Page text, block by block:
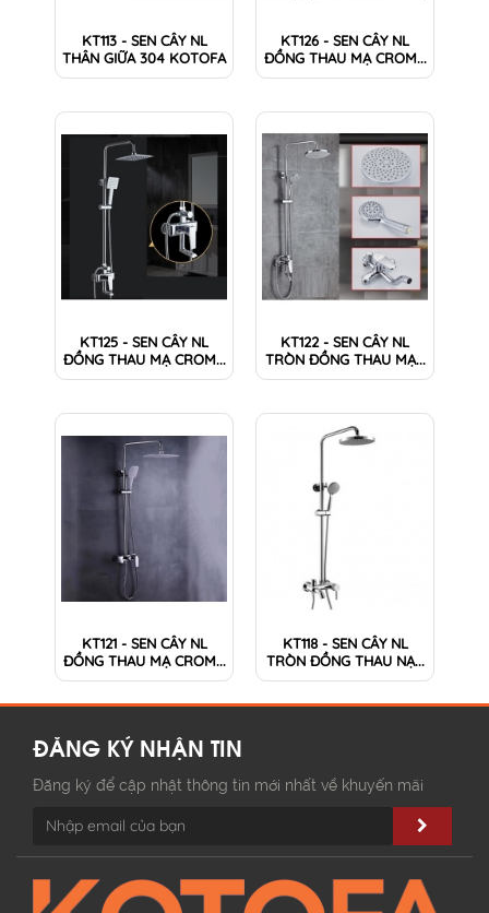
KT113 - SEN CÂY NL
THÂN GIỮA 304 KOTOFA
KT126 - SEN CÂY NL
ĐỒNG THAU MẠ CROM...
KT125 - SEN CÂY NL
ĐỒNG THAU MẠ CROM...
KT122 - SEN CÂY NL
TRÒN ĐỒNG THAU MẠ...
KT121 - SEN CÂY NL
ĐỒNG THAU MẠ CROM...
KT118 - SEN CÂY NL
TRÒN ĐỒNG THAU NẠ...
ĐĂNG KÝ NHẬN TIN
Đăng ký để cập nhật thông tin mới nhất về khuyến mãi